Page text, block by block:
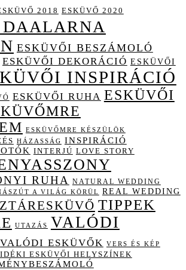
2018 ESKÜVŐ 2020
ESKÜVŐI BESZÁMOLÓ
ESKÜVŐI DEKORÁCIÓ ESKÜVŐI
INSPIRÁCIÓ
ESKÜVŐI RUHA ESKÜVŐI
ESKÜVŐMRE KÉSZÜLÖK
HÁZASSÁG INSPIRÁCIÓ
INTERJÚ LOVE STORY
RUHA
NATURAL WEDDING
A VILÁG KÖRÜL REAL WEDDING
TIPPEK
UTAZÁS VALÓDI
VALÓDI ESKÜVŐK VERS ÉS KÉP
ESKÜVŐI HELYSZÍNEK